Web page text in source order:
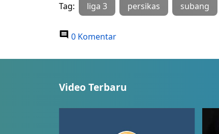
Tag: liga 3 persikas subang
0 Komentar
Video Terbaru